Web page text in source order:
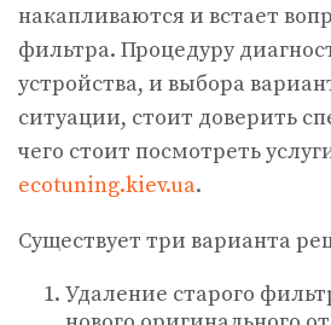
накапливаются и встает
фильтра. Процедуру
устройства, и выбора
ситуации, стоит доверить
чего стоит посмотреть
ecotuning.kiev.ua.
Существует три варианта
Удаление старого